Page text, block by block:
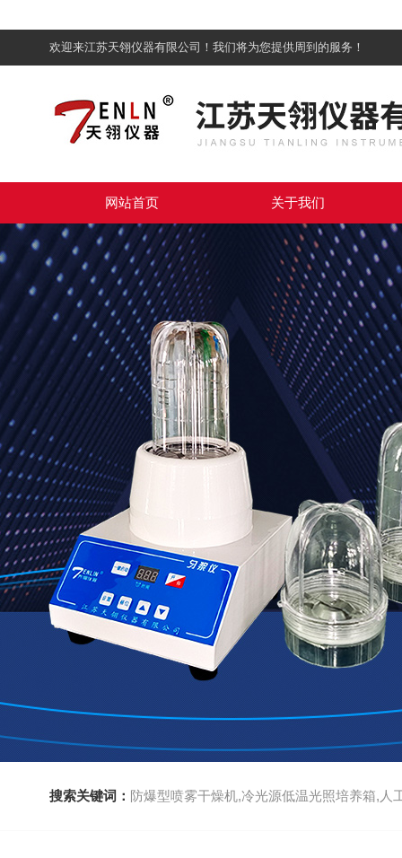
欢迎来江苏天翎仪器有限公司！我们将为您提供周到的服务！
网站首页 关于我们
搜索关键词： 防爆型喷雾干燥机,冷光源低温光照培养箱,人